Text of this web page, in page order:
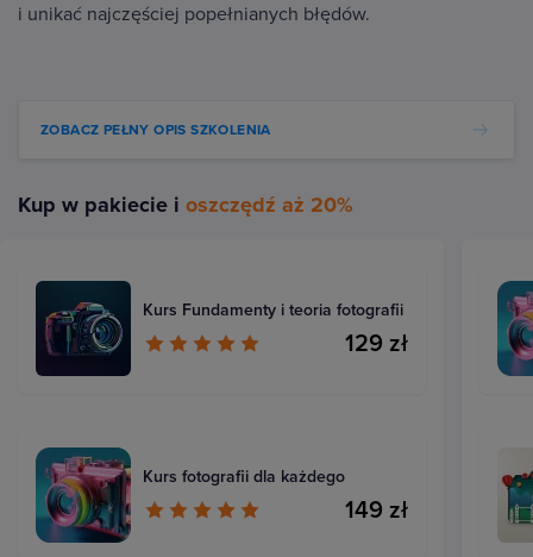
i unikać najczęściej popełnianych błędów.
ZOBACZ PEŁNY OPIS SZKOLENIA
Kup w pakiecie i oszczędź aż 20%
Kurs Fundamenty i teoria fotografii
129 zł
Kurs fotografii dla każdego
149 zł